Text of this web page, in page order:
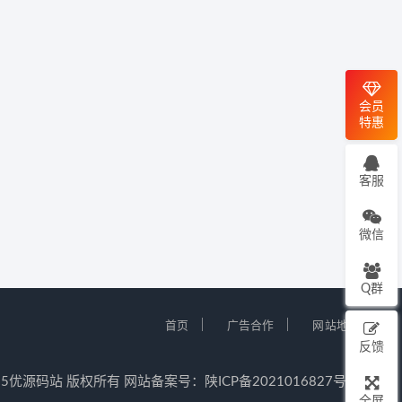
首页 广告合作 网站地图
源码站 版权所有 网站备案号： 陕ICP备2021016827号-5
会员
特惠
客服
微信
Q群
反馈